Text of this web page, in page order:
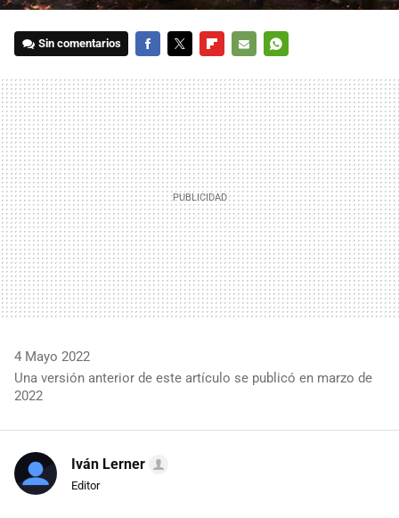
Sin comentarios
MAIL
4 Mayo 2022
Una versión anterior de este artículo se publicó en marzo de
2022
Iván Lerner
Editor